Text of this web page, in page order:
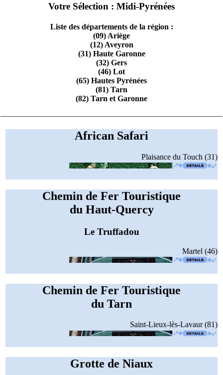
Votre Sélection : Midi-Pyrénées
Liste des départements de la région :
(09) Ariège
(12) Aveyron
(31) Haute Garonne
(32) Gers
(46) Lot
(65) Hautes Pyrénées
(81) Tarn
(82) Tarn et Garonne
African Safari
Plaisance du Touch (31)
Chemin de Fer Touristique
du Haut-Quercy
Le Truffadou
Martel (46)
Chemin de Fer Touristique
du Tarn
Saint-Lieux-lès-Lavaur (81)
Grotte de Niaux